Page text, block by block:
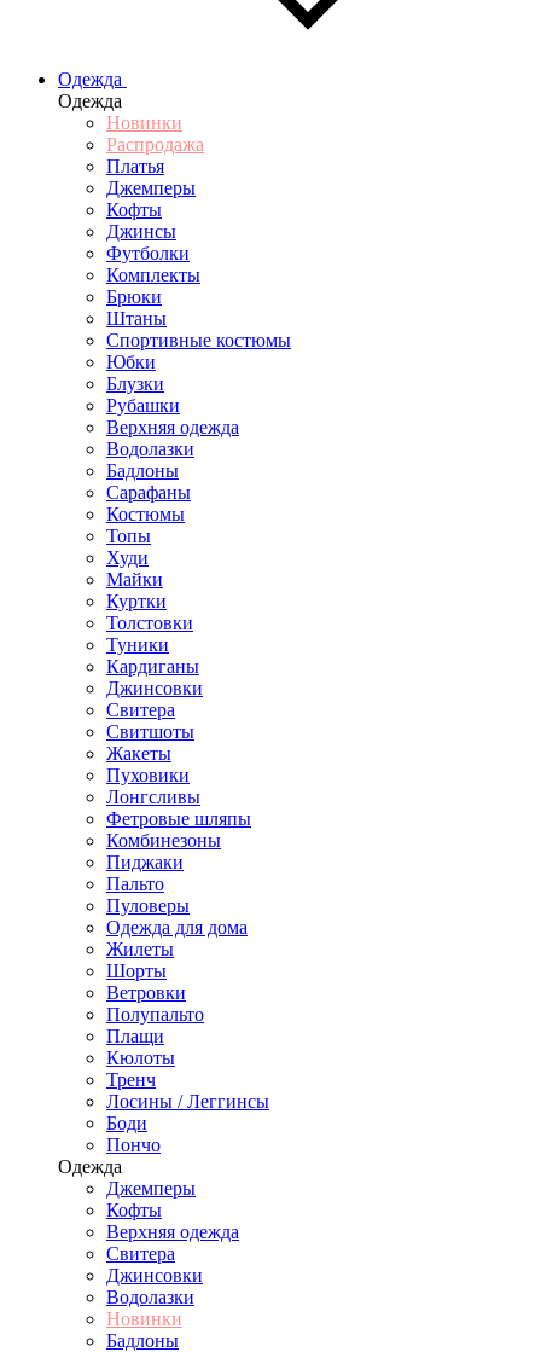
Одежда
Одежда
Новинки
Распродажа
Платья
Джемперы
Кофты
Джинсы
Футболки
Комплекты
Брюки
Штаны
Спортивные костюмы
Юбки
Блузки
Рубашки
Верхняя одежда
Водолазки
Бадлоны
Сарафаны
Костюмы
Топы
Худи
Майки
Куртки
Толстовки
Туники
Кардиганы
Джинсовки
Свитера
Свитшоты
Жакеты
Пуховики
Лонгсливы
Фетровые шляпы
Комбинезоны
Пиджаки
Пальто
Пуловеры
Одежда для дома
Жилеты
Шорты
Ветровки
Полупальто
Плащи
Кюлоты
Тренч
Лосины / Леггинсы
Боди
Пончо
Одежда
Джемперы
Кофты
Верхняя одежда
Свитера
Джинсовки
Водолазки
Новинки
Бадлоны